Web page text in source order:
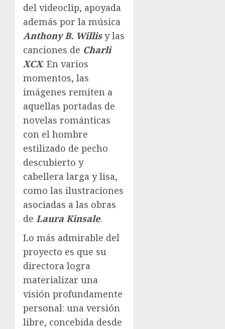
del videoclip, apoyada
además por la música
Anthony B. Willisy las
canciones de Charli
XCX. En varios
momentos, las
imágenes remiten a
aquellas portadas de
novelas románticas
con el hombre
estilizado de pecho
descubierto y
cabellera larga y lisa,
como las ilustraciones
asociadas a las obras
de Laura Kinsale.
Lo más admirable del
proyecto es que su
directora logra
materializar una
visión profundamente
personal: una versión
libre, concebida desde